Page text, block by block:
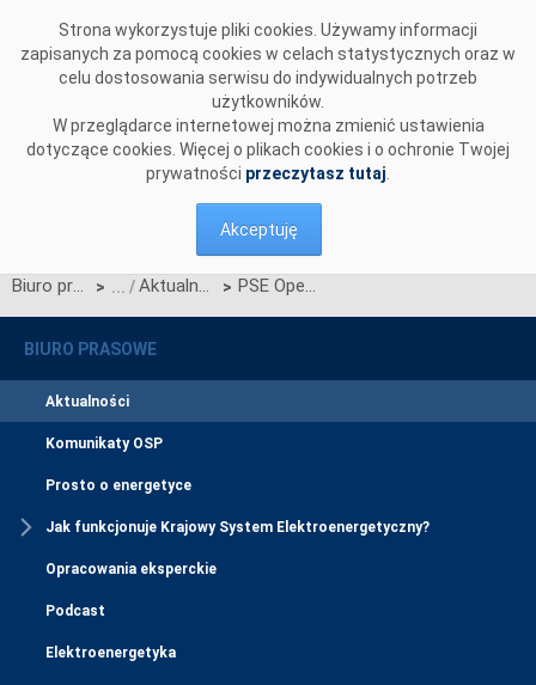
Strona wykorzystuje pliki cookies. Używamy informacji
zapisanych za pomocą cookies w celach statystycznych oraz w
celu dostosowania serwisu do indywidualnych potrzeb
użytkowników.
W przeglądarce internetowej można zmienić ustawienia
dotyczące cookies. Więcej o plikach cookies i o ochronie Twojej
prywatności przeczytasz tutaj
Akceptuję
Biuro prasowe > Aktualności > PSE Operator podpisał list intencyjny z władzami województwa warmińsko-mazurskiego
BIURO PRASOWE
Aktualności
Komunikaty OSP
Prosto o energetyce
Jak funkcjonuje Krajowy System Elektroenergetyczny?
Opracowania eksperckie
Podcast
Elektroenergetyka